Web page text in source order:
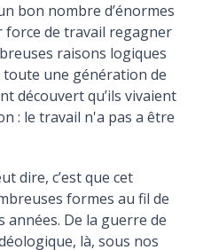
bon nombre d’énormes
de travail regagner
raisons logiques
toute une génération de
découvert qu’ils vivaient
: le travail n'a pas a être
dire, c’est que cet
formes au fil de
années. De la guerre de
là, sous nos